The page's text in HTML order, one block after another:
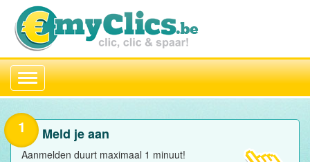
Toggle
navigation
1 Meld je aan
Aanmelden duurt maximaal 1 minuut!